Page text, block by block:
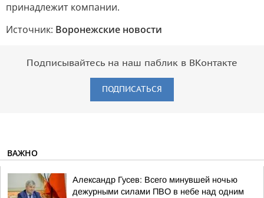
принадлежит компании.
Источник: Воронежские новости
Подписывайтесь на наш паблик в ВКонтакте
ПОДПИСАТЬСЯ
ВАЖНО
Александр Гусев: Всего минувшей ночью
дежурными силами ПВО в небе над одним